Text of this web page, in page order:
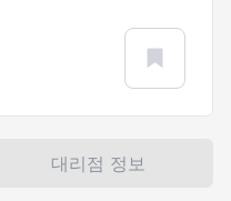
대리점 정보